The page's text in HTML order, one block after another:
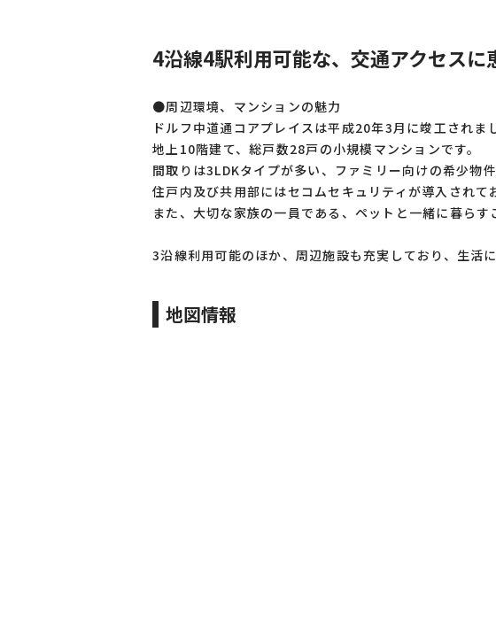
4沿線4駅利用可能な、交通アクセスに
●周辺環境、マンションの魅力
ドルフ中道通コアプレイスは平成20年3月に竣工されま
地上10階建て、総戸数28戸の小規模マンションです。
間取りは3LDKタイプが多い、ファミリー向けの希少物件
住戸内及び共用部にはセコムセキュリティが導入されて
また、大切な家族の一員である、ペットと一緒に暮らす
3沿線利用可能のほか、周辺施設も充実しており、生活に
地図情報